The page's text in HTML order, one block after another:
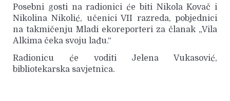
Posebni gosti na radionici će biti Nikola Kovač i
Nikolina Nikolić, učenici VII razreda, pobjednici
na takmičenju Mladi ekoreporteri za članak „Vila
Alkima čeka svoju lađu.“
Radionicu će voditi Jelena Vukasović,
bibliotekarska savjetnica.